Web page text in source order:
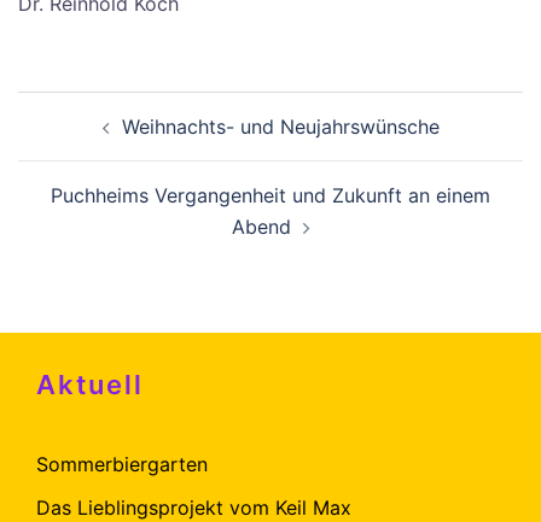
Weihnachts- und Neujahrswünsche
Puchheims Vergangenheit und Zukunft an einem
Abend
Aktuell
Sommerbiergarten
Das Lieblingsprojekt vom Keil Max